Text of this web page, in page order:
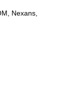
Nexans,